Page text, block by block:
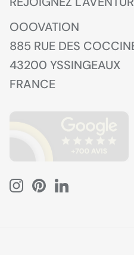
OOOVATION
885 RUE DES
43200 YSSINGEAUX
FRANCE